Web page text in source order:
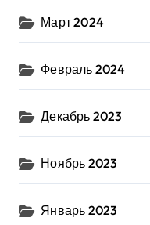
Март 2024
Февраль 2024
Декабрь 2023
Ноябрь 2023
Январь 2023